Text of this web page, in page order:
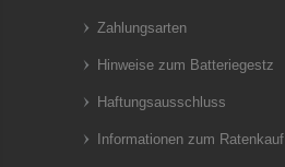
Zahlungsarten
Hinweise zum Batteriegestz
Haftungsausschluss
Informationen zum Ratenkauf